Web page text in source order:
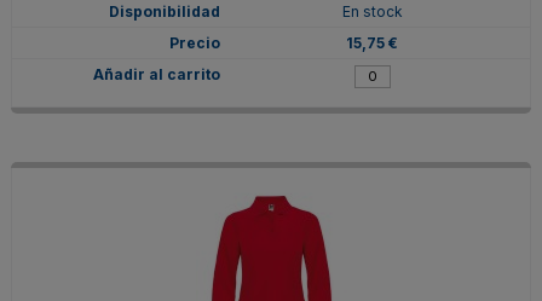
En stock
15,75 €